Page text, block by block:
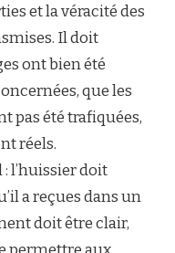
et la véracité des
Il doit
ont bien été
que les
pas été trafiquées,
réels.
l’huissier doit
a reçues dans un
doit être clair,